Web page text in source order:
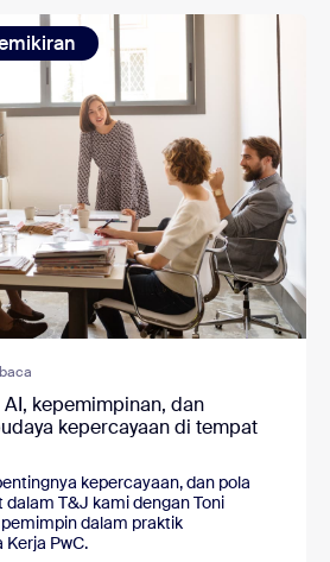
kepemimpinan, dan
kepercayaan di tempat
kepercayaan, dan pola
dalam T&J kami denganToni
dalam praktik
Kerja PwC.